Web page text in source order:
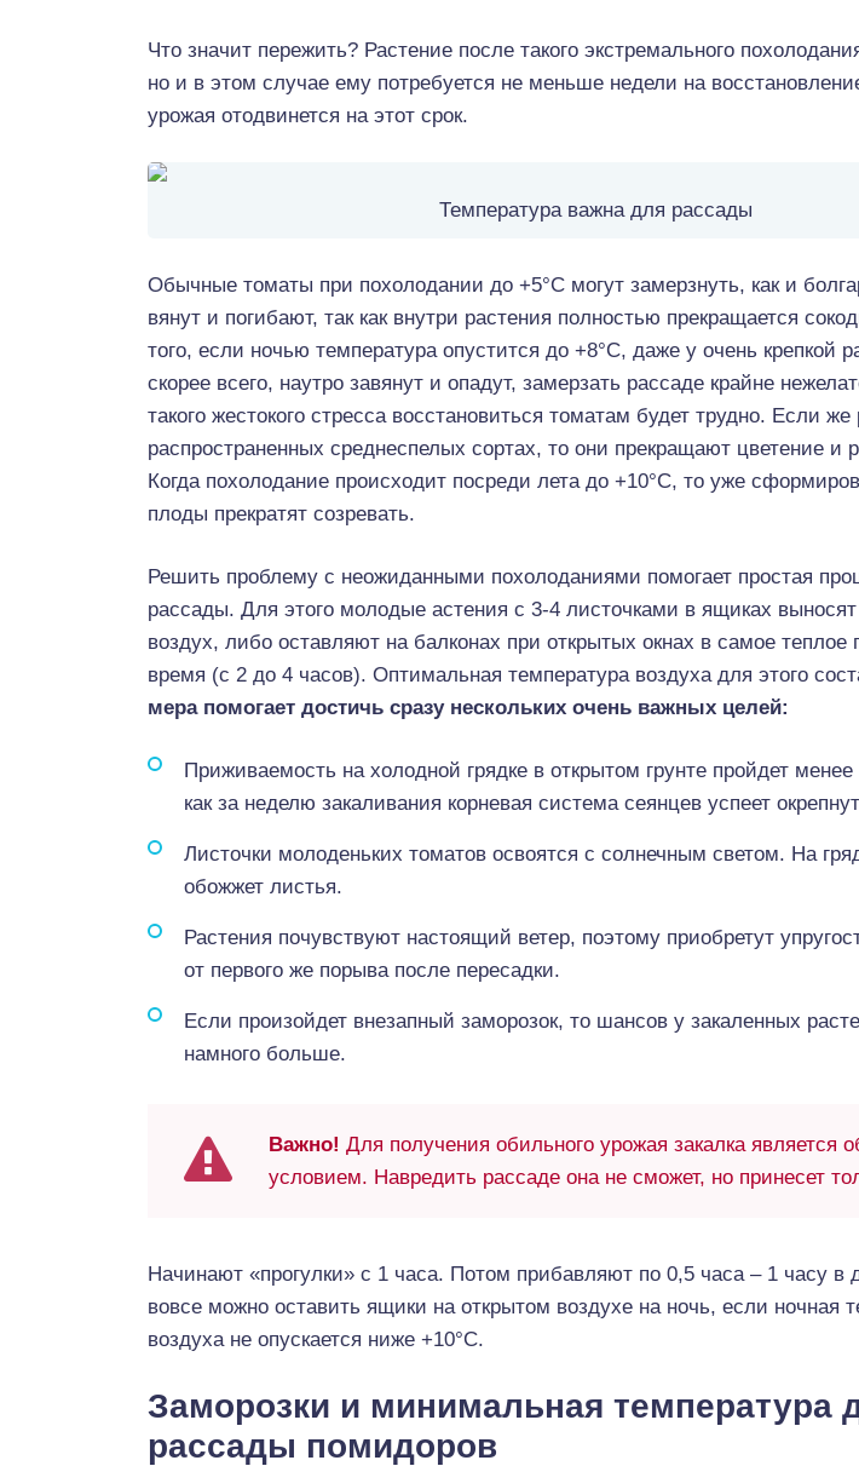
Что значит пережить? Растение после такого экстремального
но и в этом случае ему потребуется не меньше недели на
урожая отодвинется на этот срок.
Температура важна для рассады
Обычные томаты при похолодании до +5°С могут замерзнуть, как и
вянут и погибают, так как внутри растения полностью прекращается
того, если ночью температура опустится до +8°С, даже у очень крепкой
скорее всего, наутро завянут и опадут, замерзать рассаде крайне
такого жестокого стресса восстановиться томатам будет трудно. Если же
распространенных среднеспелых сортах, то они прекращают цветение и
Когда похолодание происходит посреди лета до +10°С, то уже
плоды прекратят созревать.
Решить проблему с неожиданными похолоданиями помогает простая
рассады. Для этого молодые астения с 3-4 листочками в ящиках
воздух, либо оставляют на балконах при открытых окнах в самое теплое
время (с 2 до 4 часов). Оптимальная температура воздуха для этого
мера помогает достичь сразу нескольких очень важных целей:
Приживаемость на холодной грядке в открытом грунте пройдет менее
как за неделю закаливания корневая система сеянцев успеет
Листочки молоденьких томатов освоятся с солнечным светом. На
обожжет листья.
Растения почувствуют настоящий ветер, поэтому приобретут
от первого же порыва после пересадки.
Если произойдет внезапный заморозок, то шансов у закаленных
намного больше.
Важно! Для получения обильного урожая закалка является
условием. Навредить рассаде она не сможет, но принесет
Начинают «прогулки» с 1 часа. Потом прибавляют по 0,5 часа – 1 часу в
вовсе можно оставить ящики на открытом воздухе на ночь, если ночная
воздуха не опускается ниже +10°С.
Заморозки и минимальная температура
рассады помидоров